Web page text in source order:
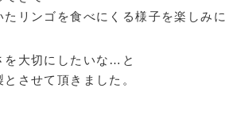
たリンゴを食べにくる様子を楽しみ
を大切にしたいな…と
させて頂きました。